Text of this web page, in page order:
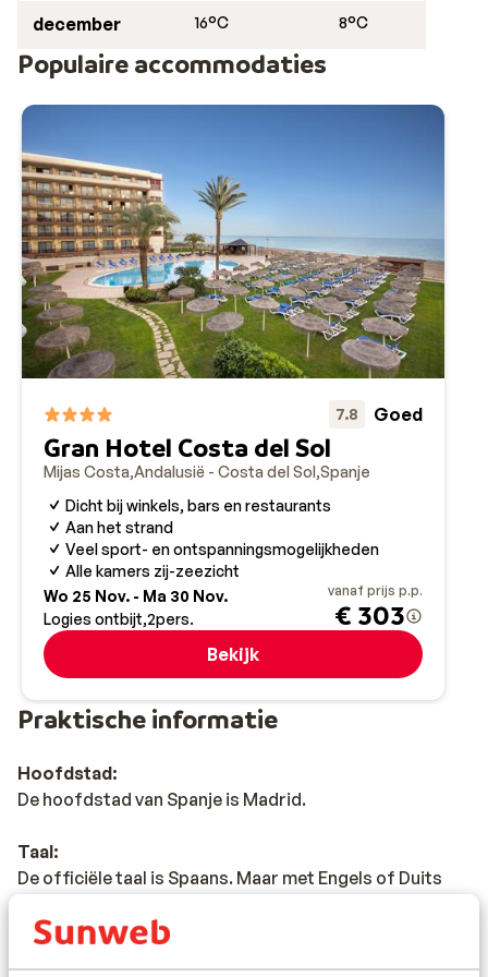
iets buiten Málaga een stop waard. Wil je uitgaan in een
hippe omgeving, dan is de haven Porto Banos in
Marbella een aanrader. Bezoek zeker ook het
gelijknamige en charmante dorpMijasvol witte huizen
wensenlijst voor je vakantie in Mijas Costa?
december 16°C 8°C
Populaire accommodaties
7.8 Goed
Gran Hotel Costa del Sol
Mijas Costa Andalusië - Costa del Sol Spanje
Dicht bij winkels, bars en restaurants
Aan het strand
Veel sport- en ontspanningsmogelijkheden
Alle kamers zij-zeezicht
Wo 25 Nov. - Ma 30 Nov.
Logies ontbijt 2pers.
vanaf prijs p.p.
€ 303
Bekijk
Praktische informatie
Hoofdstad:
De hoofdstad van Spanje is Madrid.
Taal:
De officiële taal is Spaans. Maar met Engels of Duits